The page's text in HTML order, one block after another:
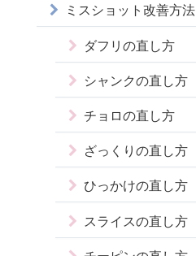
ミスショット改善方法
ダフリの直し方
シャンクの直し方
チョロの直し方
ざっくりの直し方
ひっかけの直し方
スライスの直し方